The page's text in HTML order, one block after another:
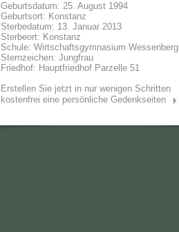
Geburtsdatum: 25. August 1994
Geburtsort: Konstanz
Sterbedatum: 13. Januar 2013
Sterbeort: Konstanz
Schule: Wirtschaftsgymnasium Wessenberg
Sternzeichen: Jungfrau
Friedhof: Hauptfriedhof Parzelle 51
Erstellen Sie jetzt in nur wenigen Schritten
kostenfrei eine persönliche Gedenkseiten